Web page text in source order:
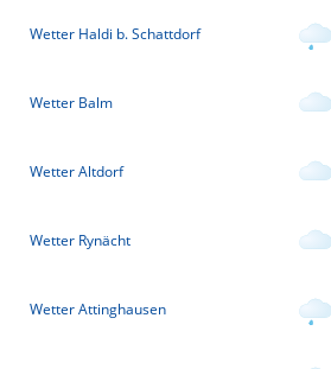
Wetter Haldi b. Schattdorf
Wetter Balm
Wetter Altdorf
Wetter Rynächt
Wetter Attinghausen